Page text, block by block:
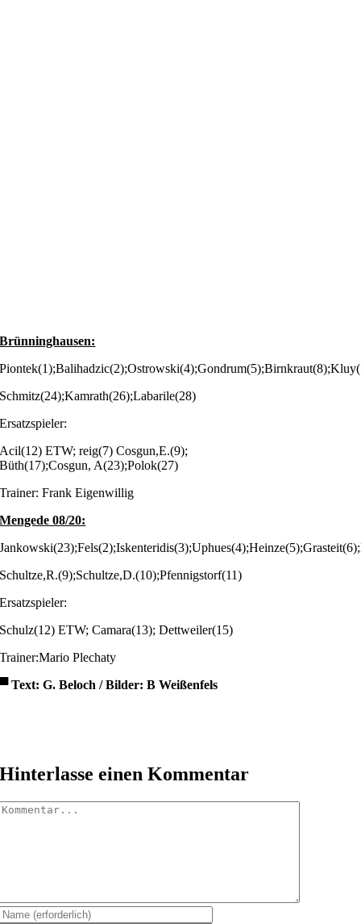
Brünninghausen:
Schmitz(24);Kamrath(26);Labarile(28)
Ersatzspieler:
Acil(12) ETW; reig(7) Cosgun,E.(9);
Büth(17);Cosgun, A(23);Polok(27)
Trainer: Frank Eigenwillig
Mengede 08/20:
Schultze,R.(9);Schultze,D.(10);Pfennigstorf(11)
Ersatzspieler:
Schulz(12) ETW; Camara(13); Dettweiler(15)
Trainer:Mario Plechaty
▀Text: G. Beloch / Bilder: B Weißenfels
Hinterlasse einen Kommentar